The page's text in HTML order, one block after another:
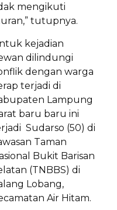
mengikuti
tutupnya.
kejadian
dilindungi
dengan warga
terjadi di
Lampung
baru baru ini
Sudarso (50) di
Taman
Bukit Barisan
(TNBBS) di
Lobang,
Air Hitam.